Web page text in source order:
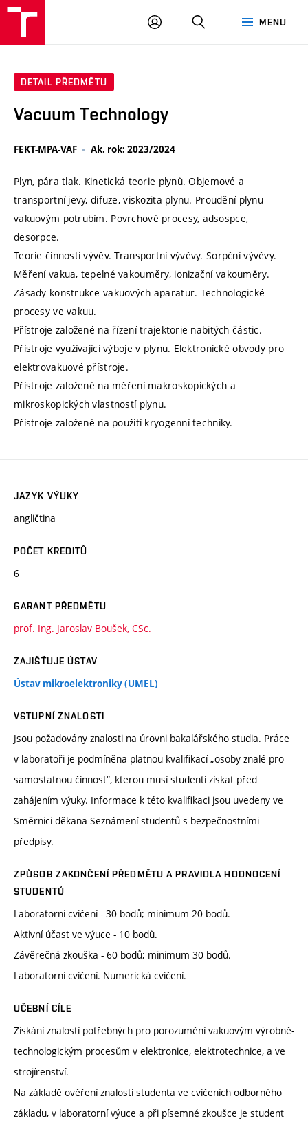
MENU
PŘIHLÁSIT
DETAIL PŘEDMĚTU
Vacuum Technology
FEKT-MPA-VAF Ak. rok: 2023/2024
Plyn, pára tlak. Kinetická teorie plynů. Objemové a
transportní jevy, difuze, viskozita plynu. Proudění plynu
vakuovým potrubím. Povrchové procesy, adsospce,
desorpce.
Teorie činnosti vývěv. Transportní vývěvy. Sorpční vývěvy.
Měření vakua, tepelné vakouměry, ionizační vakouměry.
Zásady konstrukce vakuových aparatur. Technologické
procesy ve vakuu.
Přístroje založené na řízení trajektorie nabitých částic.
Přístroje využívající výboje v plynu. Elektronické obvody pro
elektrovakuové přístroje.
Přístroje založené na měření makroskopických a
mikroskopických vlastností plynu.
Přístroje založené na použití kryogenní techniky.
JAZYK VÝUKY
angličtina
POČET KREDITŮ
6
GARANT PŘEDMĚTU
prof. Ing. Jaroslav Boušek, CSc.
ZAJIŠŤUJE ÚSTAV
Ústav mikroelektroniky (UMEL)
VSTUPNÍ ZNALOSTI
Jsou požadovány znalosti na úrovni bakalářského studia. Práce
v laboratoři je podmíněna platnou kvalifikací „osoby znalé pro
samostatnou činnost“, kterou musí studenti získat před
zahájením výuky. Informace k této kvalifikaci jsou uvedeny ve
Směrnici děkana Seznámení studentů s bezpečnostními
předpisy.
ZPŮSOB ZAKONČENÍ PŘEDMĚTU A PRAVIDLA HODNOCENÍ
STUDENTŮ
Laboratorní cvičení - 30 bodů; minimum 20 bodů.
Aktivní účast ve výuce - 10 bodů.
Závěrečná zkouška - 60 bodů; minimum 30 bodů.
Laboratorní cvičení. Numerická cvičení.
UČEBNÍ CÍLE
Získání znalostí potřebných pro porozumění vakuovým výrobně-
technologickým procesům v elektronice, elektrotechnice, a ve
strojírenství.
Na základě ověření znalosti studenta ve cvičeních odborného
základu, v laboratorní výuce a při písemné zkoušce je student